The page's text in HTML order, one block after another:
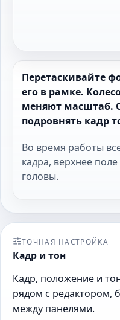
Перетаскивайте
его в рамке.
меняют масштаб.
подровнять кадр
Во время работы
кадра, верхнее
головы.
ТОЧНАЯ НАСТРОЙКА
Кадр и тон
Кадр, положение и
рядом с редактором,
между панелями.